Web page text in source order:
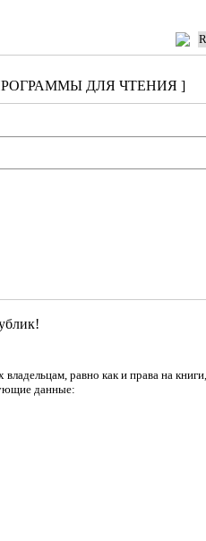
ДЛЯ ЧТЕНИЯ ]
равно как и права на
данные: